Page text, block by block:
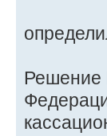
Решение